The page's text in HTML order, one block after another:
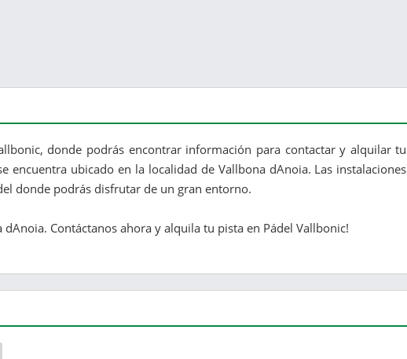
donde podrás encontrar información para contactar y alquilar tu
encuentra ubicado en la localidad de Vallbona dAnoia. Las instalaciones
donde podrás disfrutar de un gran entorno.
Contáctanos ahora y alquila tu pista en Pádel Vallbonic!